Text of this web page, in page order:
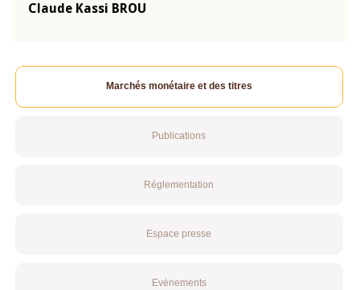
Claude Kassi BROU
Marchés monétaire et des titres
Publications
Réglementation
Espace presse
Evénements